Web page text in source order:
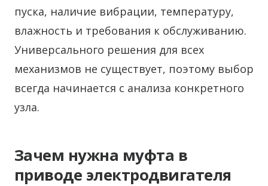
пуска, наличие вибрации, температуру,
влажность и требования к обслуживанию.
Универсального решения для всех
механизмов не существует, поэтому выбор
всегда начинается с анализа конкретного
узла.
Зачем нужна муфта в
приводе электродвигателя